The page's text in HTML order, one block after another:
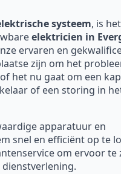
systeem, is het
elektricien in
ervaren en
zijn om het
het nu gaat om een
of een storing in
apparatuur en
snel en efficiënt op te
om ervoor te